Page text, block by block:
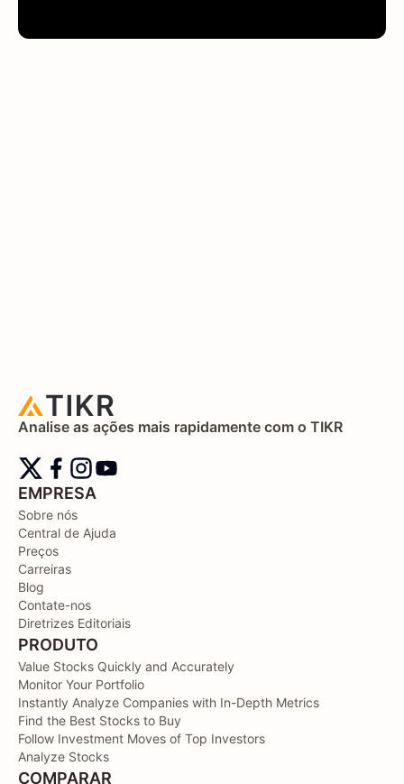
Analise as ações mais rapidamente com o TIKR
EMPRESA
Sobre nós
Central de Ajuda
Preços
Carreiras
Blog
Contate-nos
Diretrizes Editoriais
PRODUTO
Value Stocks Quickly and Accurately
Monitor Your Portfolio
Instantly Analyze Companies with In-Depth Metrics
Find the Best Stocks to Buy
Follow Investment Moves of Top Investors
Analyze Stocks
COMPARAR